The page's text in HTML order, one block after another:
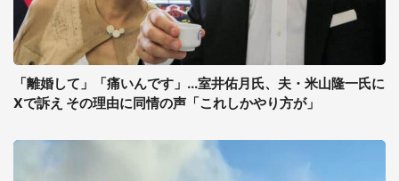
「離婚して」「痛いんです」...室井佑月氏、夫・米山隆一氏に
Xで訴え その理由に同情の声「これしかやり方が」